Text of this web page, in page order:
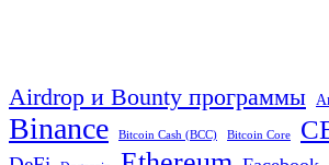
Airdrop и Bounty программы
Binance Bitcoin Cash (BCC) Bitcoin Core